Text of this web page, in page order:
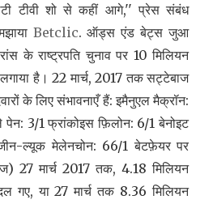
टीवी शो से कहीं आगे,'' प्रेस संबंध
Betclic. ऑड्स एंड बेट्स जुआ
के राष्ट्रपति चुनाव पर 10 मिलियन
है। 22 मार्च, 2017 तक सट्टेबाज
के लिए संभावनाएँ हैं: इमैनुएल मैक्रॉन:
पेन: 3/1 फ्रांकोइस फ़िलोन: 6/1 बेनोइट
ल्यूक मेलेनचोन: 66/1 बेटफ़ेयर पर
27 मार्च 2017 तक, 4.18 मिलियन
गए, या 27 मार्च तक 8.36 मिलियन